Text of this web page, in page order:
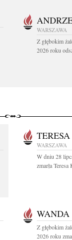
WARSZAWA
Z głębokim
2026 roku
WARSZAWA
W dniu 28
zmarła
Z głębokim
2026 roku